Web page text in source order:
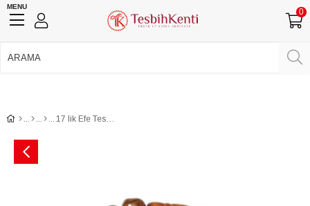
MENU
0
17 lik Efe Tesbih Çift Püskül